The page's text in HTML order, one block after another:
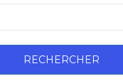
RECHERCHER